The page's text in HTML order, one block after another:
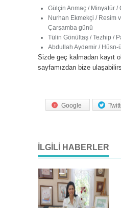
Gülçin Anmaç / Minyatür /
Nurhan Ekmekçi / Resim
Çarşamba günü
Tülin Gönültaş / Tezhip /
Abdullah Aydemir / Hüsn-
Sizde geç kalmadan kayıt
sayfamızdan bize
Google
İLGILI HABERLER